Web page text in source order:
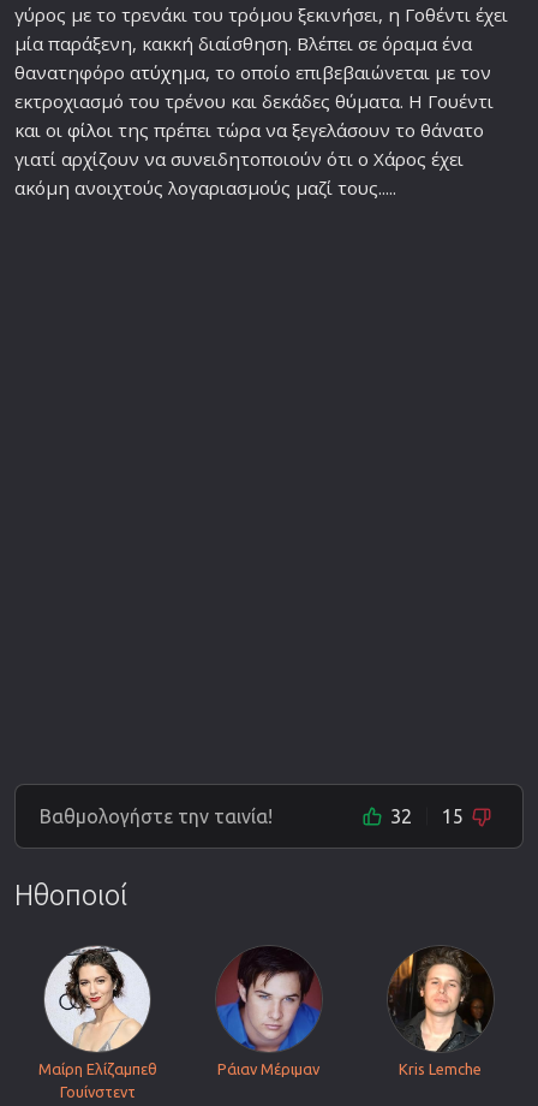
γύρος με το τρενάκι του τρόμου ξεκινήσει, η Γοθέντι έχει
μία παράξενη, κακκή διαίσθηση. Βλέπει σε όραμα ένα
θανατηφόρο ατύχημα, το οποίο επιβεβαιώνεται με τον
εκτροχιασμό του τρένου και δεκάδες θύματα. Η Γουέντι
και οι φίλοι της πρέπει τώρα να ξεγελάσουν το θάνατο
γιατί αρχίζουν να συνειδητοποιούν ότι ο Χάρος έχει
ακόμη ανοιχτούς λογαριασμούς μαζί τους.....
Βαθμολογήστε την ταινία! 32 15
Ηθοποιοί
Μαίρη Ελίζαμπεθ
Γουίνστεντ
Ράιαν Μέριμαν Kris Lemche